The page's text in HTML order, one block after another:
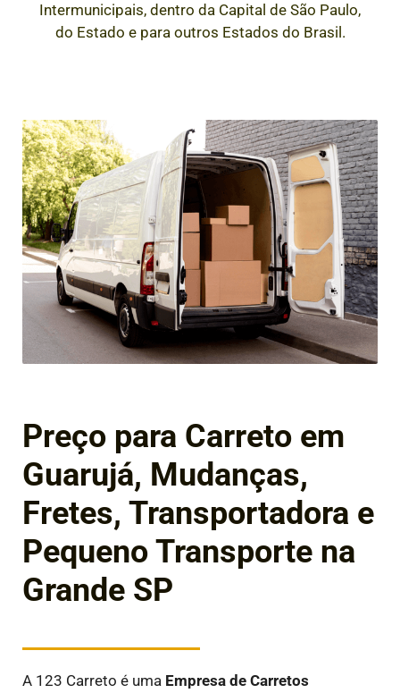
Intermunicipais, dentro da Capital de São Paulo,
do Estado e para outros Estados do Brasil.
Preço para Carreto em
Guarujá, Mudanças,
Fretes, Transportadora e
Pequeno Transporte na
Grande SP
A 123 Carreto é uma Empresa de Carretos